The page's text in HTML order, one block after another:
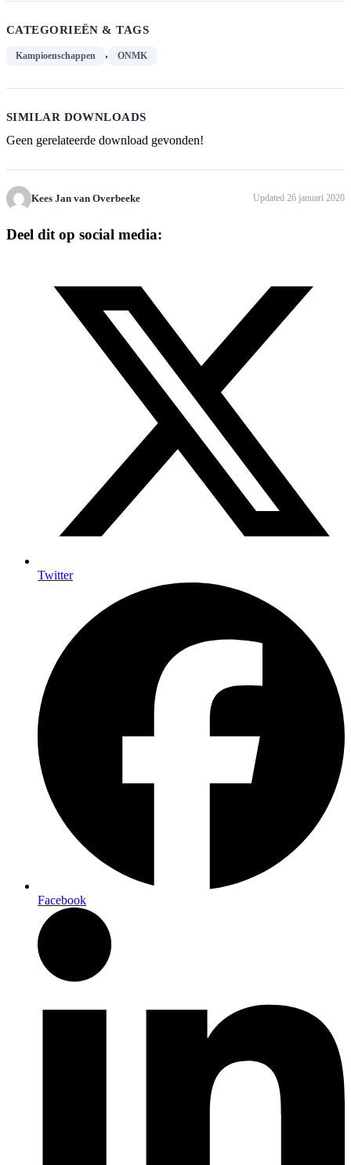
CATEGORIEËN & TAGS
Kampioenschappen , ONMK
SIMILAR DOWNLOADS
Geen gerelateerde download gevonden!
Kees Jan van Overbeeke Updated 26 januari 2020
Deel dit op social media:
Twitter
Facebook